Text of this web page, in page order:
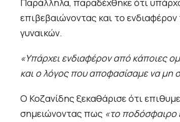
επιβεβαιώνοντας και το
γυναικών.
«Υπάρχει ενδιαφέρον από κάποιες
και ο λόγος που αποφασίσαμε να μη
Ο Κοζανίδης ξεκαθάρισε ότι
σημειώνοντας πως «το ποδόσφαιρο